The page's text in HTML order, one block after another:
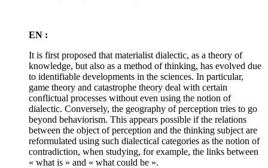
EN :
It is first proposed that materialist dialectic, as a theory of
knowledge, but also as a method of thinking, has evolved due
to identifiable developments in the sciences. In particular,
game theory and catastrophe theory deal with certain
conflictual processes without even using the notion of
dialectic. Conversely, the geography of perception tries to go
beyond behaviorism. This appears possible if the relations
between the object of perception and the thinking subject are
reformulated using such dialectical categories as the notion of
contradiction, when studying, for example, the links between
« what is » and « what could be ».